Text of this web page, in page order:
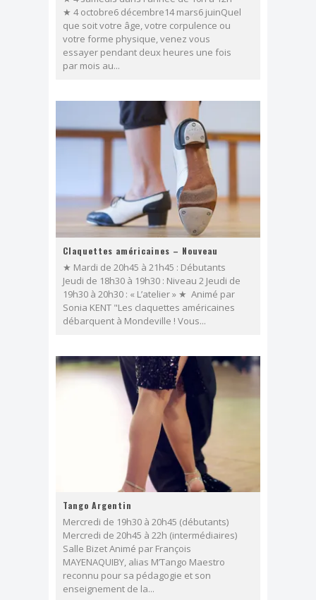
★ 4 octobre6 décembre14 mars6 juinQuel
que soit votre âge, votre corpulence ou
votre forme physique, venez vous
essayer pendant deux heures une fois
par mois au...
Claquettes américaines – Nouveau
★ Mardi de 20h45 à 21h45 : Débutants
Jeudi de 18h30 à 19h30 : Niveau 2 Jeudi de
19h30 à 20h30 : « L’atelier » ★ Animé par
Sonia KENT "Les claquettes américaines
débarquent à Mondeville ! Vous...
Tango Argentin
Mercredi de 19h30 à 20h45 (débutants)
Mercredi de 20h45 à 22h (intermédiaires)
Salle Bizet Animé par François
MAYENAQUIBY, alias M’Tango Maestro
reconnu pour sa pédagogie et son
enseignement de la...